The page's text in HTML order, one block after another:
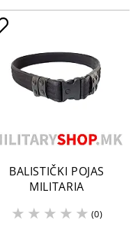
BALISTIČKI POJAS
MILITARIA
(0)